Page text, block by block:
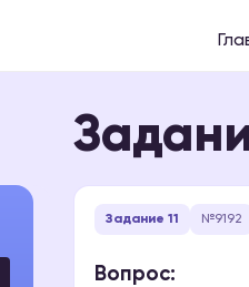
Задание 11 №9192
Вопрос: